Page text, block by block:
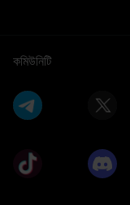
কমিউনিটি